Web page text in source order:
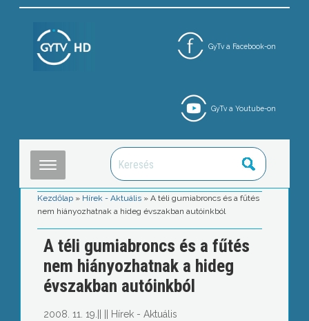
GyTv a Facebook-on
GyTv a Youtube-on
Kezdőlap » Hírek - Aktuális »A téli gumiabroncs és a fűtés
nem hiányozhatnak a hideg évszakban autóinkból
A téli gumiabroncs és a fűtés
nem hiányozhatnak a hideg
évszakban autóinkból
2008. 11. 19. Hírek - Aktuális